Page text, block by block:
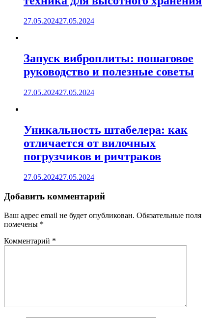
27.05.202427.05.2024
Запуск виброплиты: пошаговое
руководство и полезные советы
27.05.202427.05.2024
Уникальность штабелера: как
отличается от вилочных
погрузчиков и ричтраков
27.05.202427.05.2024
Добавить комментарий
Ваш адрес email не будет опубликован. Обязательные поля
помечены *
Комментарий *